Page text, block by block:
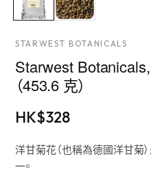
STARWEST BOTANICALS
Starwest
（453.6 克）
HK$328
洋甘菊花（也稱為德國洋甘菊
一。